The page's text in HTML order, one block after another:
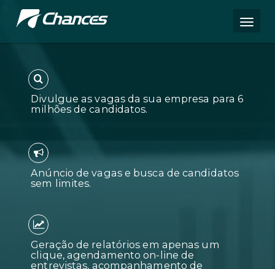
milhões de candidatos.
Anúncio de vagas e busca de
sem limites.